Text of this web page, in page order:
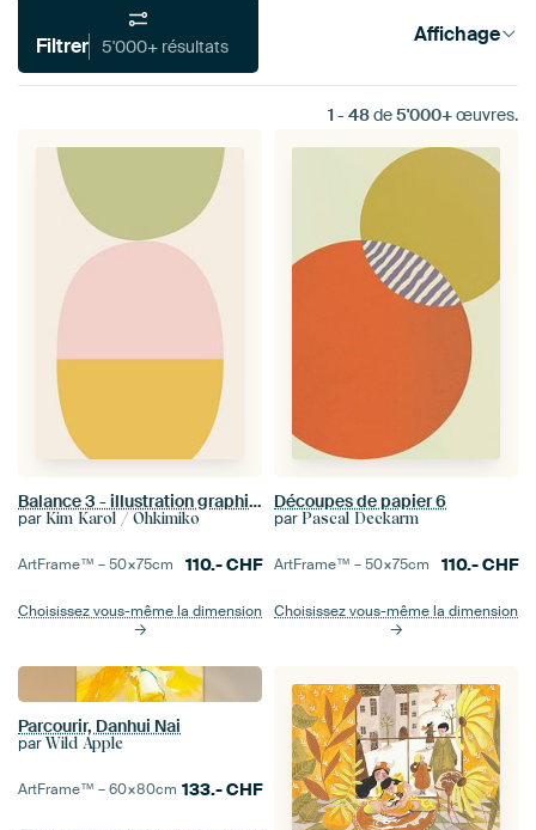
Filtrer 5'000+ résultats Affichage
1 - 48de5'000+œuvres.
Balance 3 - illustration graphique en couleurs douces
par Kim Karol / Ohkimiko
ArtFrame™ –50×75cm 110.-CHF
Choisissez vous-même la dimension
Découpes de papier 6
par Pascal Deckarm
ArtFrame™ –50×75cm 110.-CHF
Choisissez vous-même la dimension
Parcourir, Danhui Nai
par Wild Apple
ArtFrame™ –60×80cm 133.-CHF